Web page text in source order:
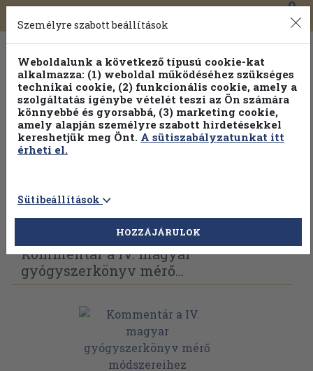
Toggle
navigation
0
Vissza az előző oldalra Válasszon példányt
Kommentár a IV. magyar
gyógyszerkönyv mérő...
Személyre szabott beállítások
Weboldalunk a következő típusú cookie-kat
alkalmazza: (1) weboldal működéséhez szükséges
technikai cookie, (2) funkcionális cookie, amely a
szolgáltatás igénybe vételét teszi az Ön számára
könnyebbé és gyorsabbá, (3) marketing cookie,
amely alapján személyre szabott hirdetésekkel
kereshetjük meg Önt. A sütiszabályzatunkat itt
érheti el.
Sütibeállítások
HOZZÁJÁRULOK